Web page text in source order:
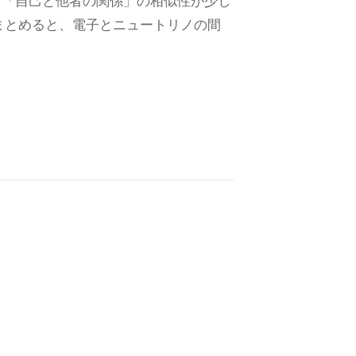
めると、電子とニュートリノの間